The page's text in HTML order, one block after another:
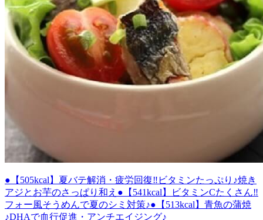
●【505kcal】夏バテ解消・疲労回復‼ビタミンたっぷり♪焼き
アジとお芋のさっぱり和え ●【541kcal】ビタミンCたくさん‼
フォー風そうめんで夏のシミ対策♪●【513kcal】青魚の蒲焼
♪DHAで血行促進・アンチエイジング♪